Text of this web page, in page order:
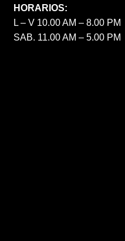
HORARIOS:
L – V 10.00 AM – 8.00 PM
SAB. 11.00 AM – 5.00 PM